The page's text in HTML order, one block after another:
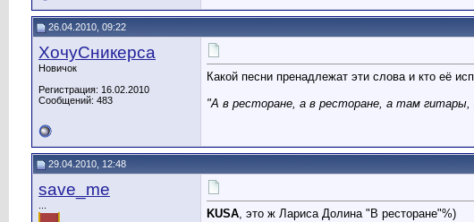
26.04.2010, 09:22
ХочуСникерса
Новичок
Регистрация: 16.02.2010
Сообщений: 483
Какой песни пренадлежат эти слова и кто её
"А в ресторане, а в ресторане, а там
29.04.2010, 12:48
save_me
KUSA, это ж Лариса Долина "В ресторане"%)